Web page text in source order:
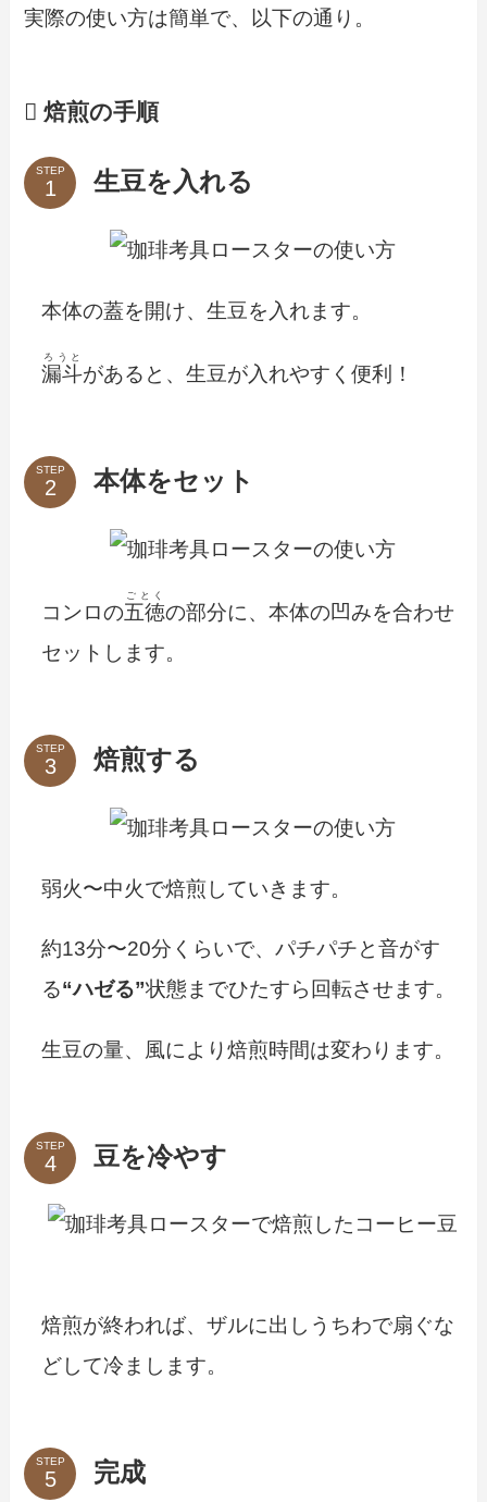
実際の使い方は簡単で、以下の通り。
焙煎の手順
STEP 生豆を入れる
本体の蓋を開け、生豆を入れます。
漏斗
ろうと
があると、生豆が入れやすく便利！
STEP 本体をセット
コンロの五徳
ごとく
の部分に、本体の凹みを合わせ
セットします。
STEP 焙煎する
弱火〜中火で焙煎していきます。
約13分〜20分くらいで、パチパチと音がす
る“ハゼる”状態までひたすら回転させます。
生豆の量、風により焙煎時間は変わります。
STEP 豆を冷やす
焙煎が終われば、ザルに出しうちわで扇ぐな
どして冷まします。
STEP 完成